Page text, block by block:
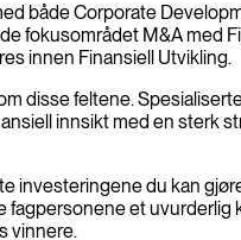
både Corporate
fokusområdet M&A med
innen Finansiell Utvikling.
disse feltene.
innsikt med en sterk
investeringene du kan
et
vinnere.